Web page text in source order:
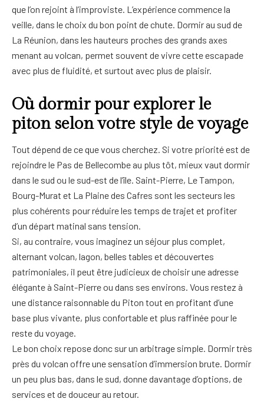
que l’on rejoint à l’improviste. L’expérience commence la
veille, dans le choix du bon point de chute. Dormir au sud de
La Réunion, dans les hauteurs proches des grands axes
menant au volcan, permet souvent de vivre cette escapade
avec plus de fluidité, et surtout avec plus de plaisir.
Où dormir pour explorer le
piton selon votre style de voyage
Tout dépend de ce que vous cherchez. Si votre priorité est de
rejoindre le Pas de Bellecombe au plus tôt, mieux vaut dormir
dans le sud ou le sud-est de l’île. Saint-Pierre, Le Tampon,
Bourg-Murat et La Plaine des Cafres sont les secteurs les
plus cohérents pour réduire les temps de trajet et profiter
d’un départ matinal sans tension.
Si, au contraire, vous imaginez un séjour plus complet,
alternant volcan, lagon, belles tables et découvertes
patrimoniales, il peut être judicieux de choisir une adresse
élégante à Saint-Pierre ou dans ses environs. Vous restez à
une distance raisonnable du Piton tout en profitant d’une
base plus vivante, plus confortable et plus raffinée pour le
reste du voyage.
Le bon choix repose donc sur un arbitrage simple. Dormir très
près du volcan offre une sensation d’immersion brute. Dormir
un peu plus bas, dans le sud, donne davantage d’options, de
services et de douceur au retour.